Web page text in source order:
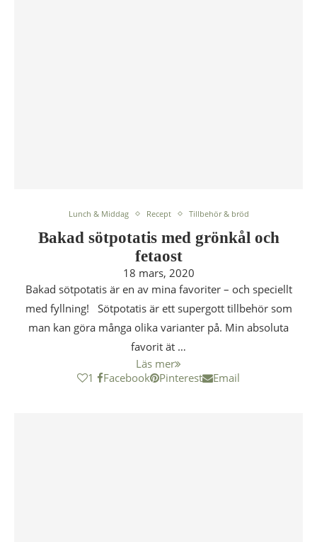
Lunch & Middag Recept Tillbehör & bröd
Bakad sötpotatis med grönkål och
fetaost
18 mars, 2020
Bakad sötpotatis är en av mina favoriter – och speciellt
med fyllning! Sötpotatis är ett supergott tillbehör som
man kan göra många olika varianter på. Min absoluta
favorit ät …
Läs mer
1
Facebook Pinterest Email